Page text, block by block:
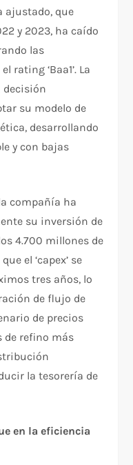
ajustado, que
y 2023, ha caído
las
rating ‘Baa1’. La
decisión
su modelo de
desarrollando
y con bajas
compañía ha
su inversión de
4.700 millones de
el ‘capex’ se
tres años, lo
de flujo de
de precios
de refino más
la tesorería de
en la eficiencia